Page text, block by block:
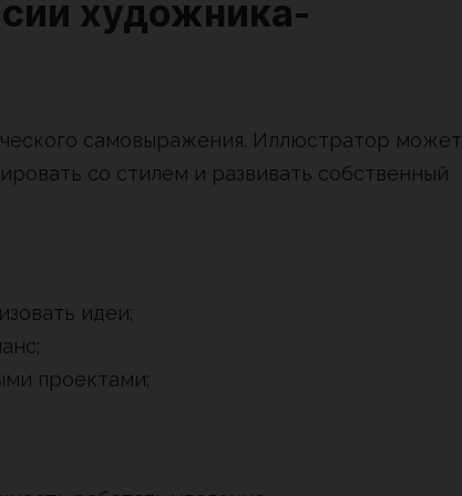
художника-
самовыражения. Иллюстратор может
со стилем и развивать собственный
идеи;
проектами;